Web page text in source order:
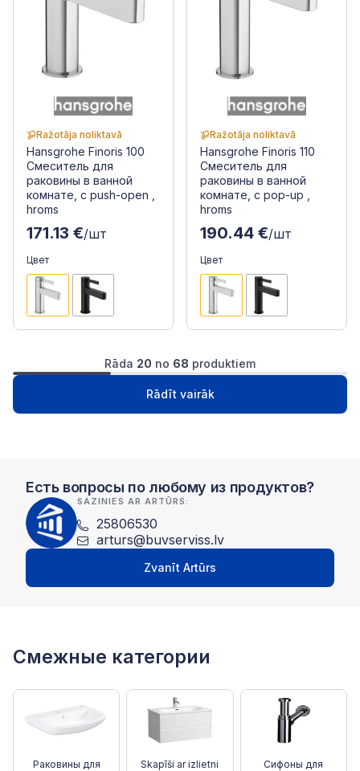
Ražotāja noliktavā
Hansgrohe Finoris 100
Смеситель для
раковины в ванной
комнате, с push-open ,
hroms
171.13 €/шт
Цвет
Ražotāja noliktavā
Hansgrohe Finoris 110
Смеситель для
раковины в ванной
комнате, с pop-up ,
hroms
190.44 €/шт
Цвет
Rāda 20 no 68 produktiem
Rādīt vairāk
1 2 3 4
Есть вопросы по любому из продуктов?
SAZINIES AR ARTŪRS:
25806530
arturs@buvserviss.lv
Zvanīt Artūrs
Смежные категории
Раковины для
Skapīši ar izlietni
Сифоны для